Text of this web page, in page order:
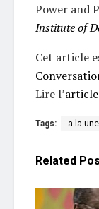
Power and
Institute of
Cet article
Lire l’
Tags: a la une
Related